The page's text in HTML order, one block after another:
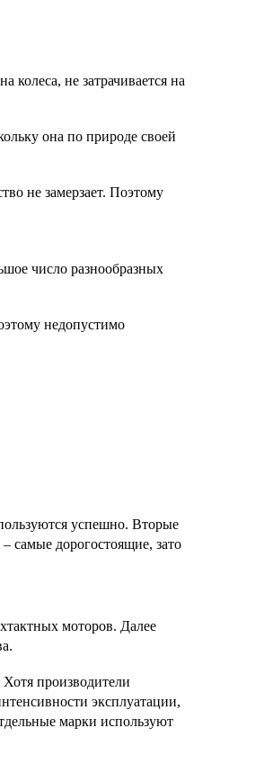
колеса, не затрачивается на
она по природе своей
не замерзает. Поэтому
число разнообразных
недопустимо
успешно. Вторые
самые дорогостоящие, зато
моторов. Далее
производители
эксплуатации,
марки используют